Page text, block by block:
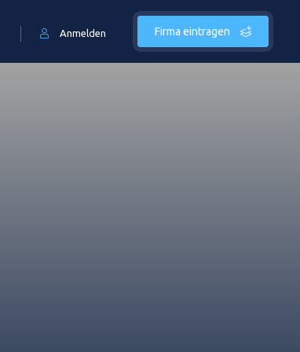
Firma eintragen
Anmelden